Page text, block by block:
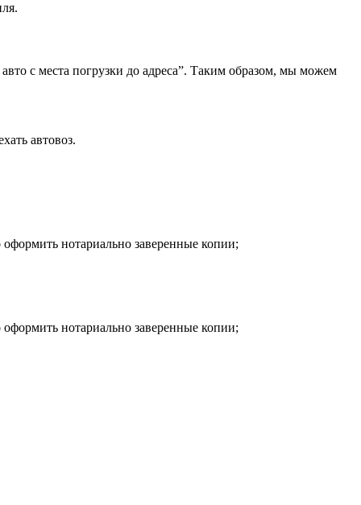
с места погрузки до адреса”. Таким образом, мы можем
автовоз.
нотариально заверенные копии;
нотариально заверенные копии;